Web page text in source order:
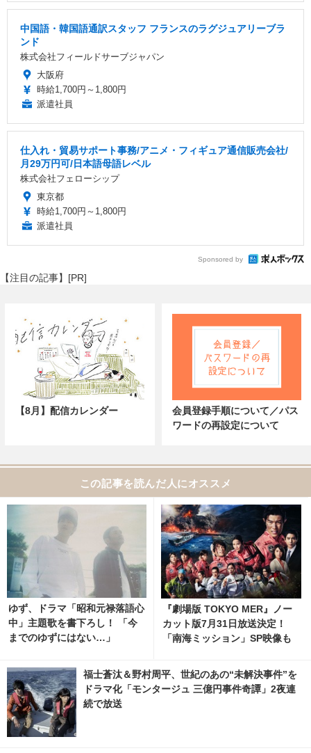
中国語・韓国語通訳スタッフ フランスのラグジュアリーブラ
ンド
株式会社フィールドサーブジャパン
大阪府
時給1,700円～1,800円
派遣社員
仕入れ・貿易サポート事務/アニメ・フィギュア通信販売会社/
月29万円可/日本語母語レベル
株式会社フェローシップ
東京都
時給1,700円～1,800円
派遣社員
Sponsored by
【注目の記事】[PR]
【8月】配信カレンダー
会員登録手順について／パス
ワードの再設定について
この記事を読んだ人にオススメ
ゆず、ドラマ「昭和元禄落語心
中」主題歌を書下ろし！ 「今
までのゆずにはない…」
『劇場版 TOKYO MER』ノー
カット版7月31日放送決定！
「南海ミッション」SP映像も
福士蒼汰＆野村周平、世紀のあの“未解決事件”を
ドラマ化「モンタージュ 三億円事件奇譚」2夜連
続で放送